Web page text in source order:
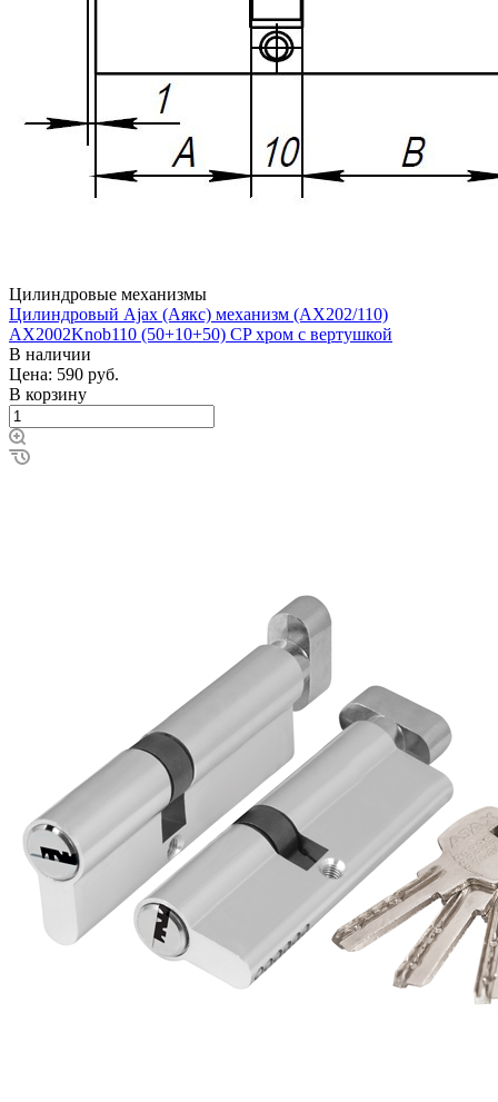
Цилиндровые механизмы
Цилиндровый Ajax (Аякс) механизм (AX202/110)
AX2002Knob110 (50+10+50) CP хром с вертушкой
В наличии
Цена: 590 руб.
В корзину